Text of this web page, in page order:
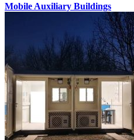
Mobile Auxiliary Buildings